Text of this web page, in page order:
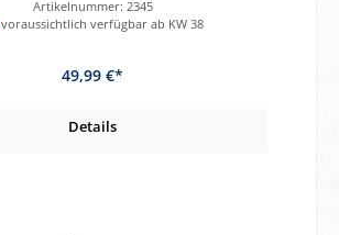
Artikelnummer: 2345
voraussichtlich verfügbar ab KW 38
49,99 €*
Details